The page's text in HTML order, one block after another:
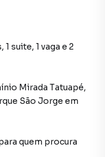
suite, 1 vaga e 2
Mirada Tatuapé,
São Jorge em
quem procura